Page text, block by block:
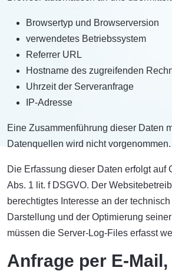
Browsertyp und Browserversion
verwendetes Betriebssystem
Referrer URL
Hostname des zugreifenden
Uhrzeit der Serveranfrage
IP-Adresse
Eine Zusammenführung dieser Daten
Datenquellen wird nicht vorgenommen.
Die Erfassung dieser Daten erfolgt auf
Abs. 1 lit. f DSGVO. Der
berechtigtes Interesse an der
Darstellung und der Optimierung
müssen die Server-Log-Files erfasst
Anfrage per E-Mail,